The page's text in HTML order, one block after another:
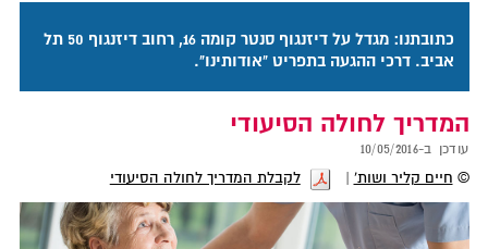
כתובתנו: מגדל על דיזנגוף סנטר קומה 16, רחוב דיזנגוף 50 תל
אביב. דרכי ההגעה בתפריט "אודותינו".
המדריך לחולה הסיעודי
עודכן ב-10/05/2016
© חיים קליר ושות' לקבלת המדריך לחולה הסיעודי